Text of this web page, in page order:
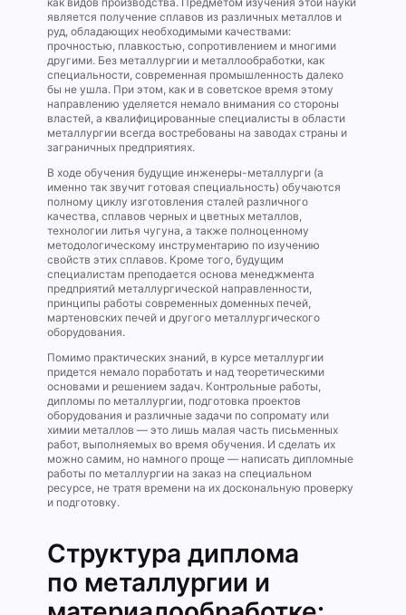
является получение сплавов из различных металлов и
руд, обладающих необходимыми качествами:
прочностью, плавкостью, сопротивлением и многими
другими. Без металлургии и металлообработки, как
специальности, современная промышленность далеко
бы не ушла. При этом, как и в советское время этому
направлению уделяется немало внимания со стороны
властей, а квалифицированные специалисты в области
металлургии всегда востребованы на заводах страны и
заграничных предприятиях.
В ходе обучения будущие инженеры-металлурги (а
именно так звучит готовая специальность) обучаются
полному циклу изготовления сталей различного
качества, сплавов черных и цветных металлов,
технологии литья чугуна, а также полноценному
методологическому инструментарию по изучению
свойств этих сплавов. Кроме того, будущим
специалистам преподается основа менеджмента
предприятий металлургической направленности,
принципы работы современных доменных печей,
мартеновских печей и другого металлургического
оборудования.
Помимо практических знаний, в курсе металлургии
придется немало поработать и над теоретическими
основами и решением задач. Контрольные работы,
дипломы по металлургии, подготовка проектов
оборудования и различные задачи по сопромату или
химии металлов — это лишь малая часть письменных
работ, выполняемых во время обучения. И сделать их
можно самим, но намного проще — написать дипломные
работы по металлургии на заказ на специальном
ресурсе, не тратя времени на их доскональную проверку
и подготовку.
Структура диплома
по металлургии и